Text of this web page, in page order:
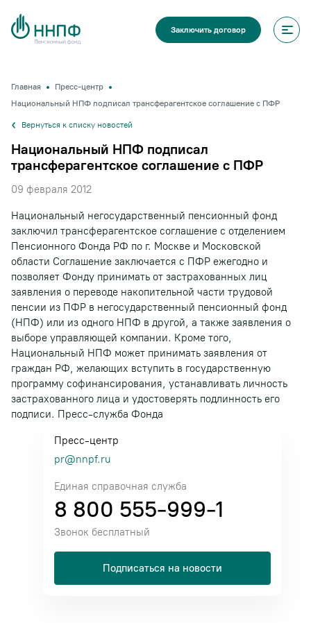
Заключить договор
Главная
Пресс-центр
Национальный НПФ подписал трансферагентское соглашение с ПФР
Вернуться к списку новостей
Национальный НПФ подписал
трансферагентское соглашение с ПФР
09 февраля 2012
Национальный негосударственный пенсионный фонд
заключил трансферагентское соглашение с отделением
Пенсионного Фонда РФ по г. Москве и Московской
области Соглашение заключается с ПФР ежегодно и
позволяет Фонду принимать от застрахованных лиц
заявления о переводе накопительной части трудовой
пенсии из ПФР в негосударственный пенсионный фонд
(НПФ) или из одного НПФ в другой, а также заявления о
выборе управляющей компании. Кроме того,
Национальный НПФ может принимать заявления от
граждан РФ, желающих вступить в государственную
программу софинансирования, устанавливать личность
застрахованного лица и удостоверять подлинность его
подписи. Пресс-служба Фонда
Пресс-центр
pr@nnpf.ru
Единая справочная служба
8 800 555-999-1
Звонок бесплатный
Подписаться на новости